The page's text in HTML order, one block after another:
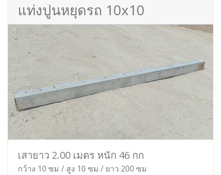
แท่งปูนหยุดรถ 10x10
เสายาว 2.00 เมตร หนัก 46 กก
กว้าง 10 ซม / สูง 10 ซม / ยาว 200 ซม